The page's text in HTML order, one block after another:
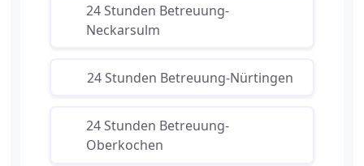
24 Stunden Betreuung-
Neckarsulm
24 Stunden Betreuung-Nürtingen
24 Stunden Betreuung-
Oberkochen